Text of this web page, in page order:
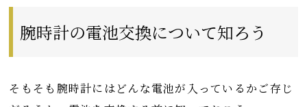
腕時計の電池交換について知ろう
そもそも腕時計にはどんな電池が入っているかご存じ